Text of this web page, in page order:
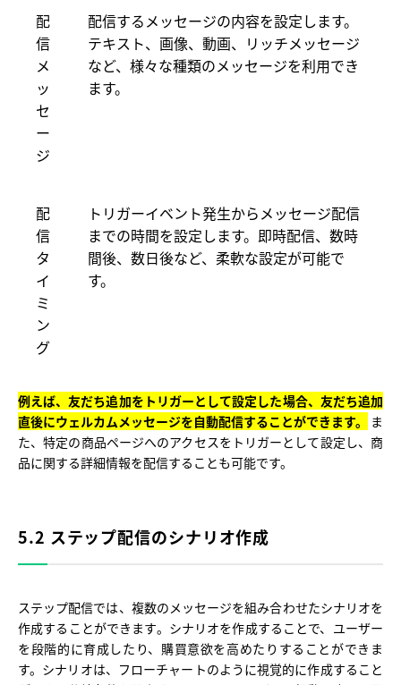
配
信
メ
ッ
セ
ー
ジ
配信するメッセージの内容を設定します。
テキスト、画像、動画、リッチメッセージ
など、様々な種類のメッセージを利用でき
ます。
配
信
タ
イ
ミ
ン
グ
トリガーイベント発生からメッセージ配信
までの時間を設定します。即時配信、数時
間後、数日後など、柔軟な設定が可能で
す。
例えば、友だち追加をトリガーとして設定した場合、友だち追加
直後にウェルカムメッセージを自動配信することができます。
ま
た、特定の商品ページへのアクセスをトリガーとして設定し、商
品に関する詳細情報を配信することも可能です。
5.2 ステップ配信のシナリオ作成
ステップ配信では、複数のメッセージを組み合わせたシナリオを
作成することができます。シナリオを作成することで、ユーザー
を段階的に育成したり、購買意欲を高めたりすることができま
す。シナリオは、フローチャートのように視覚的に作成すること